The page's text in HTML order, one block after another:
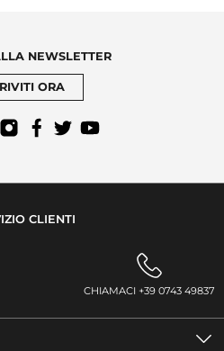
NEWSLETTER
ORA
CLIENTI
CHIAMACI +39 0743 49837